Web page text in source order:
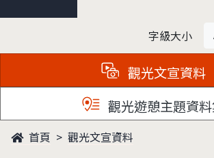
字級大小
觀光文宣資料
觀光遊憩主題資
首頁 觀光文宣資料